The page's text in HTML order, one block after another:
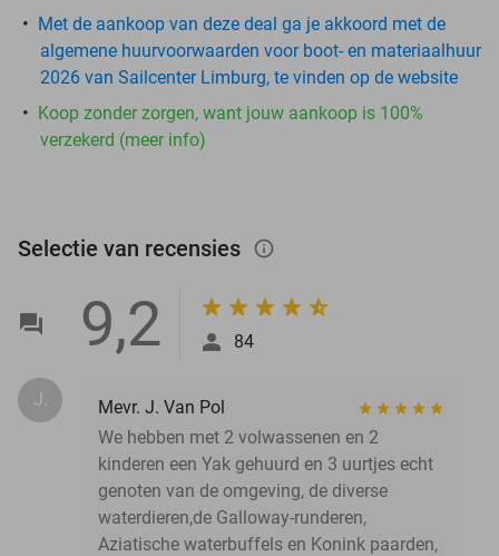
Met de aankoop van deze deal ga je akkoord met de
algemene huurvoorwaarden voor boot- en materiaalhuur
2026 van Sailcenter Limburg, te vinden op de website
Koop zonder zorgen, want jouw aankoop is 100%
verzekerd (meer info)
Selectie van recensies info_outlined
9,2 84
J.
Mevr. J. Van Pol
We hebben met 2 volwassenen en 2
kinderen een Yak gehuurd en 3 uurtjes echt
genoten van de omgeving, de diverse
waterdieren,de Galloway-runderen,
Aziatische waterbuffels en Konink paarden,